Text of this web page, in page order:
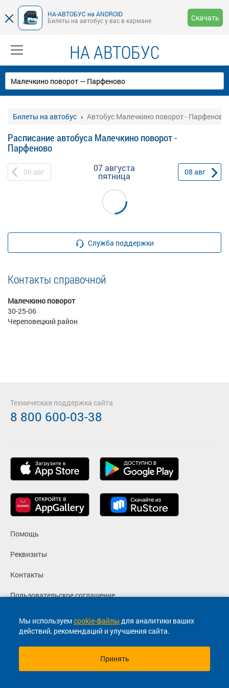
НА-АВТОБУС на ANDROID
Билеты на автобус у вас в кармане
Скачать
НА АВТОБУС
Билеты на автобус Автобус Малечкино поворот - Парфеново
Расписание автобуса Малечкино поворот -
Парфеново
06 авг 07 августа
пятница 08 авг
Служба поддержки
Контакты справочной
Малечкино поворот
30-25-06
Череповецкий район
Мы используемcookie-файлы для аналитики ваших
действий, рекомендаций и улучшения сайта.
Принять
Помощь
Реквизиты
Контакты
Пользовательское соглашение
Политика конфиденциальности
Согласие на маркетинговые сообщения
Техническая поддержка сайта
8 800 600-03-38
© 2013-2026, ООО "Капитал"- Онлайн сервис продажи